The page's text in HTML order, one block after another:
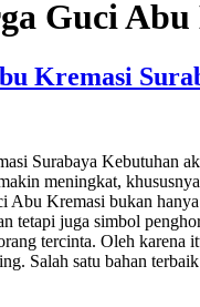
Guci Abu
Kremasi
Surabaya Kebutuhan
meningkat,
Abu Kremasi bukan
tetapi juga simbol
tercinta. Oleh karena
Salah satu bahan